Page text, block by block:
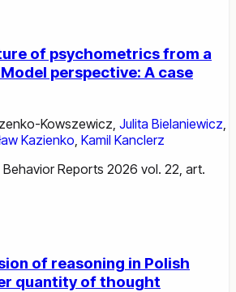
of psychometrics from a
perspective: A case
Kowszewicz, Julita Bielaniewicz,
Kazienko, Kamil Kanclerz
Reports 2026 vol. 22, art.
of reasoning in Polish
quantity of thought